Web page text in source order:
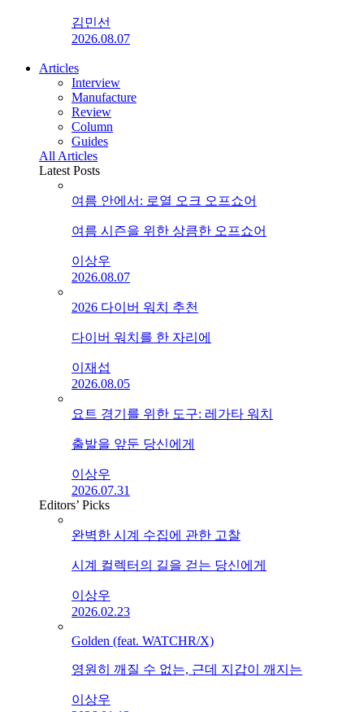
김민선
2026.08.07
Articles
Interview
Manufacture
Review
Column
Guides
All Articles
Latest Posts
여름 안에서: 로열 오크 오프쇼어
여름 시즌을 위한 상큼한 오프쇼어
이상우
2026.08.07
2026 다이버 워치 추천
다이버 워치를 한 자리에
이재섭
2026.08.05
요트 경기를 위한 도구: 레가타 워치
출발을 앞둔 당신에게
이상우
2026.07.31
Editors’ Picks
완벽한 시계 수집에 관한 고찰
시계 컬렉터의 길을 걷는 당신에게
이상우
2026.02.23
Golden (feat. WATCHR/X)
영원히 깨질 수 없는, 근데 지갑이 깨지는
이상우